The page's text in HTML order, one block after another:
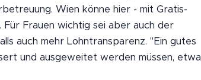
Wien könne hier - mit Gratis-
Für Frauen wichtig sei aber auch der
auch mehr Lohntransparenz. "Ein gutes
und ausgeweitet werden müssen, etwa